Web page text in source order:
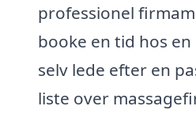
professionel
booke en tid hos
selv lede efter en
liste over